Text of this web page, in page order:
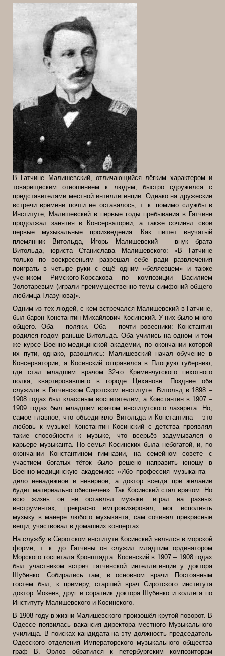
В Гатчине Малишевский, отличающийся лёгким характером и
товарищеским отношением к людям, быстро сдружился с
представителями местной интеллигенции. Однако на дружеские
встречи времени почти не оставалось, т. к. помимо службы в
Институте, Малишевский в первые годы пребывания в Гатчине
продолжал занятия в Консерватории, а также сочинял свои
первые музыкальные произведения. Как пишет внучатый
племянник Витольда, Игорь Малишевский – внук брата
Витольда, юриста Станислава Малишевского: «В Гатчине
только по воскресеньям разрешал себе ради развлечения
поиграть в четыре руки с ещё одним «беляевцем» и также
учеником Римского-Корсакова по композиции Василием
Золотаревым (играли преимущественно темы симфоний общего
любимца Глазунова)».
Одним из тех людей, с кем встречался Малишевский в Гатчине,
был барон Константин Михайлович Косинский. У них было много
общего. Оба – поляки. Оба – почти ровесники: Константин
родился годом раньше Витольда. Оба учились на одном и том
же курсе Военно-медицинской академии, по окончании которой
их пути, однако, разошлись: Малишевский начал обучение в
Консерватории, а Косинский отправился в Плоцкую губернию,
где стал младшим врачом 32-го Кременчугского пехотного
полка, квартировавшего в городе Цеханове. Позднее оба
служили в Гатчинском Сиротском институте: Витольд в 1898 –
1908 годах был классным воспитателем, а Константин в 1907 –
1909 годах был младшим врачом институтского лазарета. Но,
самое главное, что объединяло Витольда и Константина – это
любовь к музыке! Константин Косинский с детства проявлял
такие способности к музыке, что всерьёз задумывался о
карьере музыканта. Но семья Косинских была небогатой, и, по
окончании Константином гимназии, на семейном совете с
участием богатых тёток было решено направить юношу в
Военно-медицинскую академию: «Ибо профессия музыканта –
дело ненадёжное и неверное, а доктор всегда при желании
будет материально обеспечен». Так Косинский стал врачом. Но
всю жизнь он не оставлял музыки: играл на разных
инструментах; прекрасно импровизировал; мог исполнять
музыку в манере любого музыканта; сам сочинял прекрасные
вещи; участвовал в домашних концертах.
На службу в Сиротском институте Косинский являлся в морской
форме, т. к. до Гатчины он служил младшим ординатором
Морского госпиталя Кронштадта. Косинский в 1907 – 1908 годах
был участником встреч гатчинской интеллигенции у доктора
Шубенко. Собирались там, в основном врачи. Постоянным
гостем был, к примеру, старший врач Сиротского института
доктор Мокеев, друг и соратник доктора Шубенко и коллега по
Институту Малишевского и Косинского.
В 1908 году в жизни Малишевского произошёл крутой поворот. В
Одессе появилась вакансия директора местного Музыкального
училища. В поисках кандидата на эту должность председатель
Одесского отделения Императорского музыкального общества
граф В. Орлов обратился к петербургским композиторам